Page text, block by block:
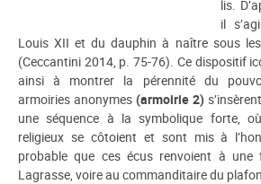
lis.
il
Louis XII et du dauphin à naître sous
(Ceccantini 2014, p. 75-76). Ce dispositif
ainsi à montrer la pérennité du
armoiries anonymes (armoirie 2)
une séquence à la symbolique forte,
religieux se côtoient et sont mis à
probable que ces écus renvoient à une
Lagrasse, voire au commanditaire du